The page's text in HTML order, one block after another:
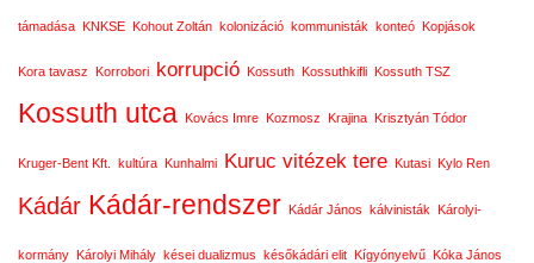
támadása KNKSE Kohout Zoltán kolonizáció kommunisták konteó Kopjások
Kora tavasz Korrobori korrupció Kossuth Kossuthkifli Kossuth TSZ
Kossuth utca Kovács Imre Kozmosz Krajina Krisztyán Tódor
Kruger-Bent Kft. kultúra Kunhalmi Kuruc vitézek tere Kutasi Kylo Ren
Kádár Kádár-rendszer Kádár János kálvinisták Károlyi-
kormány Károlyi Mihály kései dualizmus későkádári elit Kígyónyelvű Kóka János